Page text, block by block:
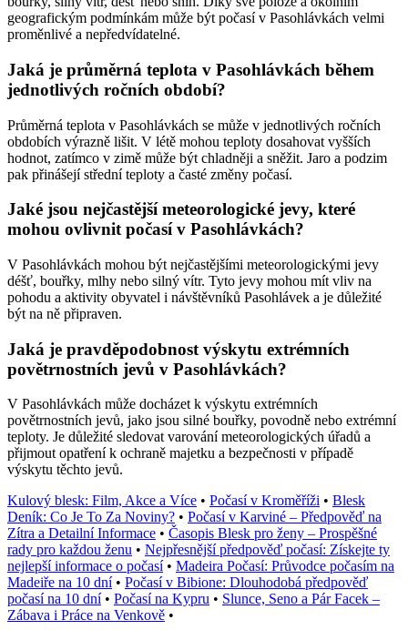
geografickým podmínkám může být počasí v Pasohlávkách velmi
proměnlivé a nepředvídatelné.
Jaká je průměrná teplota v Pasohlávkách během
jednotlivých ročních období?
Průměrná teplota v Pasohlávkách se může v jednotlivých ročních
obdobích výrazně lišit. V létě mohou teploty dosahovat vyšších
hodnot, zatímco v zimě může být chladněji a sněžit. Jaro a podzim
pak přinášejí střední teploty a časté změny počasí.
Jaké jsou nejčastější meteorologické jevy, které
mohou ovlivnit počasí v Pasohlávkách?
V Pasohlávkách mohou být nejčastějšími meteorologickými jevy
déšť, bouřky, mlhy nebo silný vítr. Tyto jevy mohou mít vliv na
pohodu a aktivity obyvatel i návštěvníků Pasohlávek a je důležité
být na ně připraven.
Jaká je pravděpodobnost výskytu extrémních
povětrnostních jevů v Pasohlávkách?
V Pasohlávkách může docházet k výskytu extrémních
povětrnostních jevů, jako jsou silné bouřky, povodně nebo extrémní
teploty. Je důležité sledovat varování meteorologických úřadů a
přijmout opatření k ochraně majetku a bezpečnosti v případě
výskytu těchto jevů.
Kulový blesk: Film, Akce a Více • Počasí v Kroměříži • Blesk
Deník: Co Je To Za Noviny? • Počasí v Karviné – Předpověď na
Zítra a Detailní Informace • Časopis Blesk pro ženy – Prospěšné
rady pro každou ženu • Nejpřesnější předpověď počasí: Získejte ty
nejlepší informace o počasí • Madeira Počasí: Průvodce počasím na
Madeiře na 10 dní • Počasí v Bibione: Dlouhodobá předpověď
počasí na 10 dní • Počasí na Kypru • Slunce, Seno a Pár Facek –
Zábava i Práce na Venkově •